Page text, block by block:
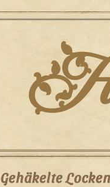
Gehäkelte